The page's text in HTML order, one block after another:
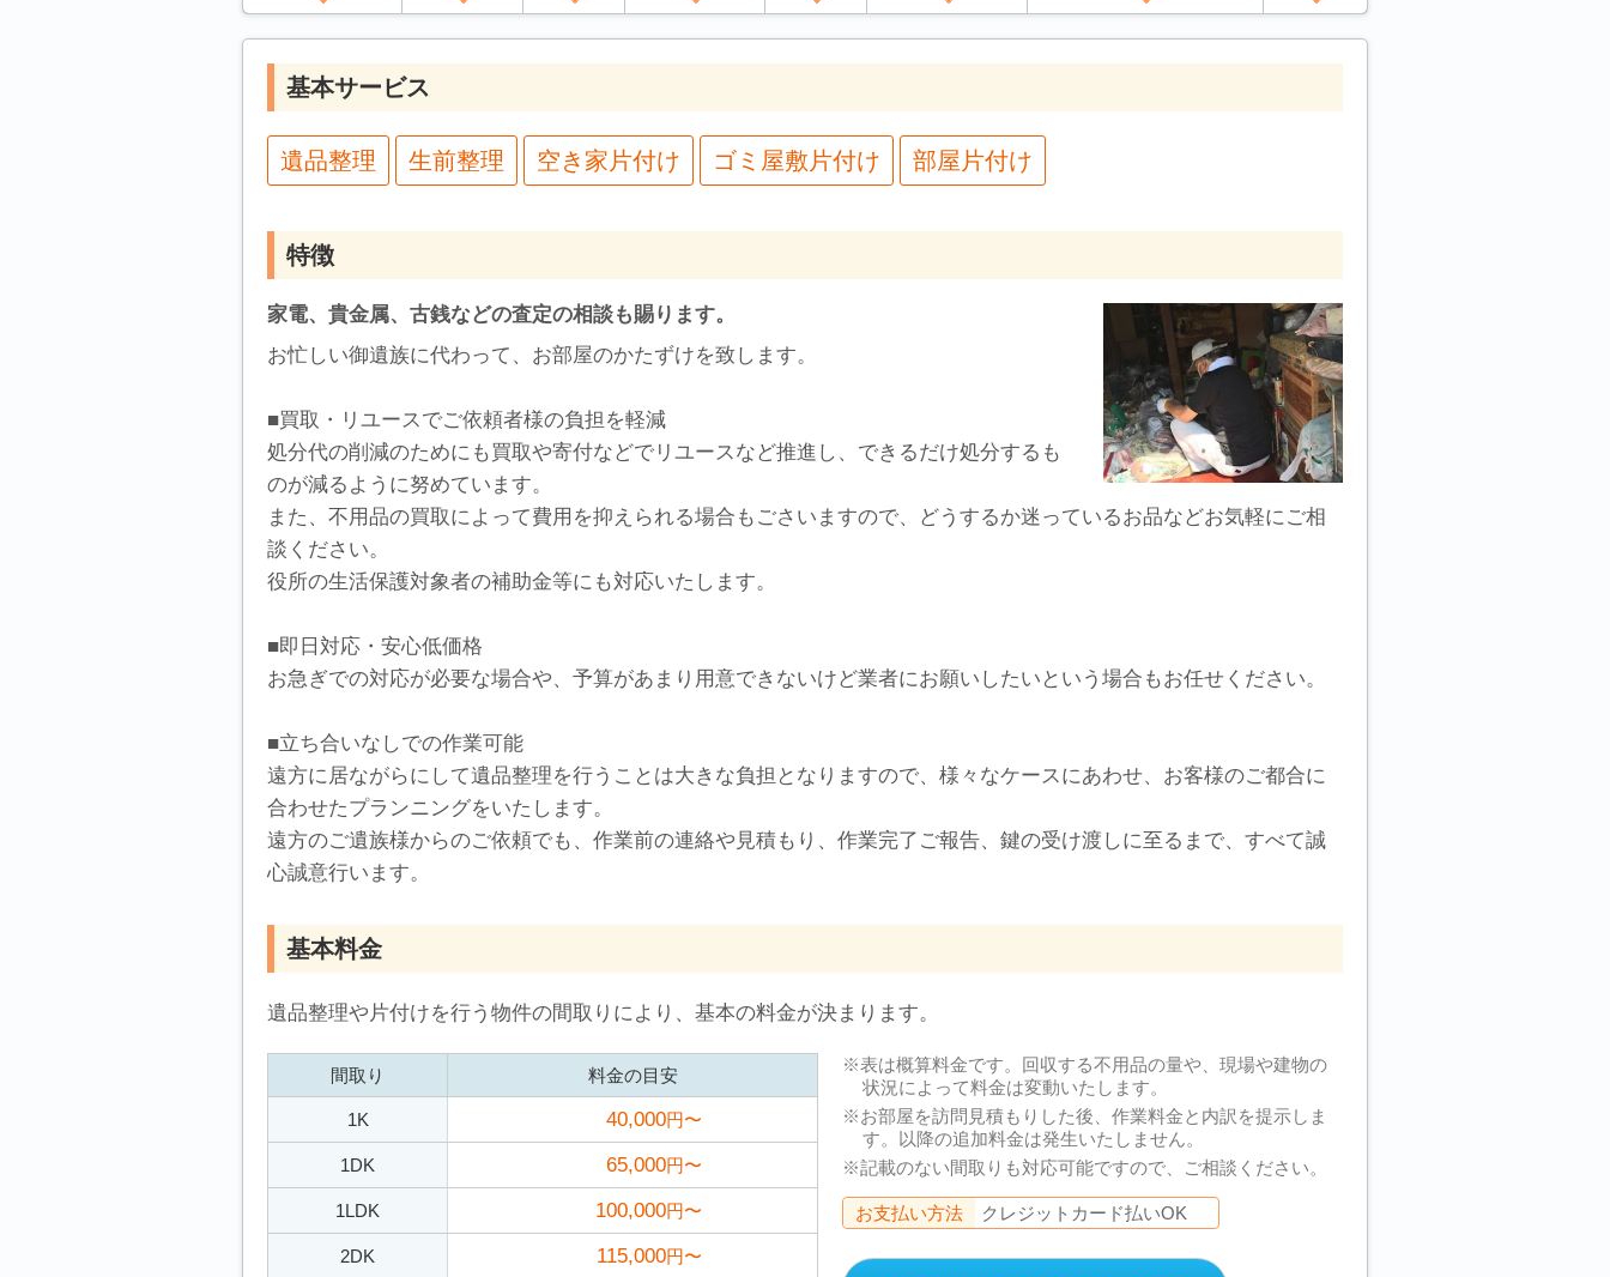
基本サービス
遺品整理 生前整理 空き家片付け ゴミ屋敷片付け 部屋片付け
特徴
家電、貴金属、古銭などの査定の相談も賜ります。
お忙しい御遺族に代わって、お部屋のかたずけを致します。
■買取・リユースでご依頼者様の負担を軽減
処分代の削減のためにも買取や寄付などでリユースなど推進し、できるだけ処分するも
のが減るように努めています。
また、不用品の買取によって費用を抑えられる場合もごさいますので、どうするか迷っているお品などお気軽にご相
談ください。
役所の生活保護対象者の補助金等にも対応いたします。
■即日対応・安心低価格
お急ぎでの対応が必要な場合や、予算があまり用意できないけど業者にお願いしたいという場合もお任せください。
■立ち合いなしでの作業可能
遠方に居ながらにして遺品整理を行うことは大きな負担となりますので、様々なケースにあわせ、お客様のご都合に
合わせたプランニングをいたします。
遠方のご遺族様からのご依頼でも、作業前の連絡や見積もり、作業完了ご報告、鍵の受け渡しに至るまで、すべて誠
心誠意行います。
基本料金
遺品整理や片付けを行う物件の間取りにより、基本の料金が決まります。
間取り 料金の目安
1K 40,000円〜
1DK 65,000円〜
1LDK 100,000円〜
2DK 115,000円〜
表は概算料金です。回収する不用品の量や、現場や建物の
状況によって料金は変動いたします。
お部屋を訪問見積もりした後、作業料金と内訳を提示しま
す。以降の追加料金は発生いたしません。
記載のない間取りも対応可能ですので、ご相談ください。
お支払い方法 クレジットカード払いOK